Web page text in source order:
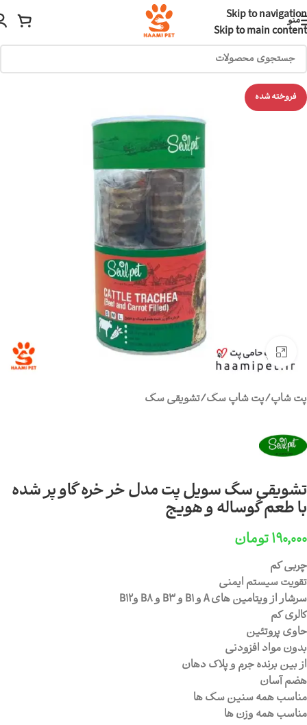
Skip to navigation
Skip to main content
منو
فروخته شده
برای بزرگنمایی کلیک کنید
پت شاپ/پت شاپ سگ/تشویقی سگ
تشویقی سگ سویل پت مدل خر خره گاو پر شده
با طعم گوساله و هویج
۱۹۰,۰۰۰تومان
چربی کم
تقویت سیستم ایمنی
سرشار از ویتامین های A و B1 و B3 و B8 وB12
کالری کم
حاوی پروتئین
بدون مواد افزودنی
از بین برنده جرم و پلاک دهان
هضم آسان
مناسب همه سنین سگ ها
مناسب همه وزن ها